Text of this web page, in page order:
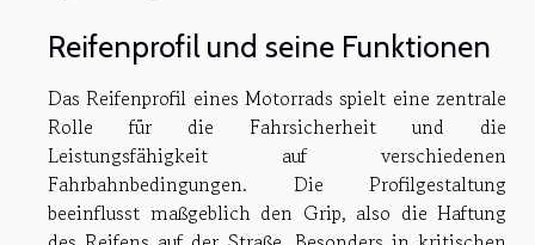
Reifenprofil und seine Funktionen
Das Reifenprofil eines Motorrads spielt eine zentrale
Rolle für die Fahrsicherheit und die
Leistungsfähigkeit auf verschiedenen
Fahrbahnbedingungen. Die Profilgestaltung
beeinflusst maßgeblich den Grip, also die Haftung